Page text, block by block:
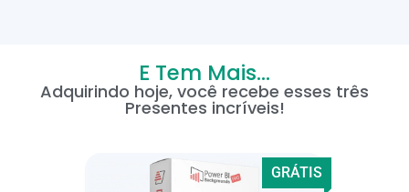
E Tem Mais...
Adquirindo hoje, você recebe esses três
Presentes incríveis!
GRÁTIS